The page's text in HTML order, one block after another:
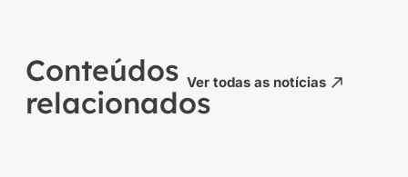
Conteúdos
relacionados
Ver todas as notícias